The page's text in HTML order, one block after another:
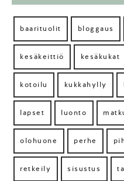
baarituolit bloggaus
kesäkeittiö kesäkukat
kotoilu kukkahylly
lapset luonto
olohuone perhe
retkeily sisustus